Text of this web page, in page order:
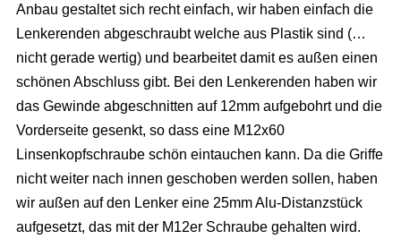
Anbau gestaltet sich recht einfach, wir haben einfach die
Lenkerenden abgeschraubt welche aus Plastik sind (…
nicht gerade wertig) und bearbeitet damit es außen einen
schönen Abschluss gibt. Bei den Lenkerenden haben wir
das Gewinde abgeschnitten auf 12mm aufgebohrt und die
Vorderseite gesenkt, so dass eine M12x60
Linsenkopfschraube schön eintauchen kann. Da die Griffe
nicht weiter nach innen geschoben werden sollen, haben
wir außen auf den Lenker eine 25mm Alu-Distanzstück
aufgesetzt, das mit der M12er Schraube gehalten wird.